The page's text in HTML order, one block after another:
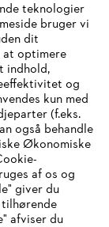
teknologier
bruger vi
dit
at optimere
indhold,
og
kun med
(f.eks.
også behandle
Økonomiske
af os og
giver du
afviser du